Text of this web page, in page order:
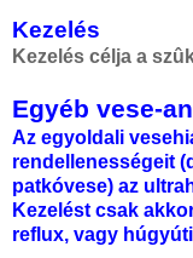
Kezelés
Kezelés célja a
Egyéb vese-
Az egyoldali
rendellenességeit
patkóvese) az
Kezelést csak
reflux, vagy